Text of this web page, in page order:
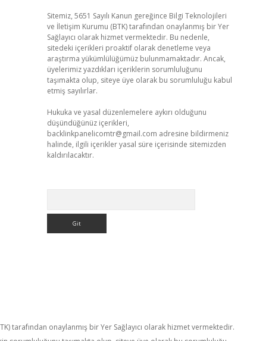
Sitemiz, 5651 Sayılı Kanun gereğince Bilgi Teknolojileri
ve İletişim Kurumu (BTK) tarafından onaylanmış bir Yer
Sağlayıcı olarak hizmet vermektedir. Bu nedenle,
sitedeki içerikleri proaktif olarak denetleme veya
araştırma yükümlülüğümüz bulunmamaktadır. Ancak,
üyelerimiz yazdıkları içeriklerin sorumluluğunu
taşımakta olup, siteye üye olarak bu sorumluluğu kabul
etmiş sayılırlar.
Hukuka ve yasal düzenlemelere aykırı olduğunu
düşündüğünüz içerikleri,
backlinkpanelicomtr@gmail.com adresine bildirmeniz
halinde, ilgili içerikler yasal süre içerisinde sitemizden
kaldırılacaktır.
tarafından onaylanmış bir Yer Sağlayıcı olarak hizmet vermektedir.